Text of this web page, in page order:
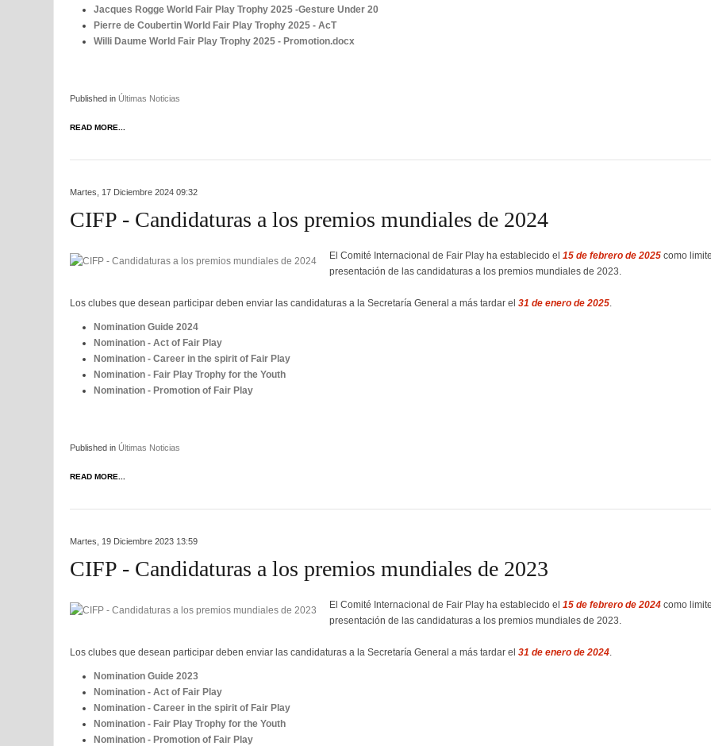
Jacques Rogge World Fair Play Trophy 2025 -Gesture Under 20
Pierre de Coubertin World Fair Play Trophy 2025 - AcT
Willi Daume World Fair Play Trophy 2025 - Promotion.docx
Published in Últimas Noticias
READ MORE...
Martes, 17 Diciembre 2024 09:32
CIFP - Candidaturas a los premios mundiales de 2024
El Comité Internacional de Fair Play ha establecido el 15 de febrero de 2025 como
presentación de las candidaturas a los premios mundiales de 2023.
Los clubes que desean participar deben enviar las candidaturas a la Secretaría General a más tardar el 31 de enero de 2025.
Nomination Guide 2024
Nomination - Act of Fair Play
Nomination - Career in the spirit of Fair Play
Nomination - Fair Play Trophy for the Youth
Nomination - Promotion of Fair Play
Published in Últimas Noticias
READ MORE...
Martes, 19 Diciembre 2023 13:59
CIFP - Candidaturas a los premios mundiales de 2023
El Comité Internacional de Fair Play ha establecido el 15 de febrero de 2024 como
presentación de las candidaturas a los premios mundiales de 2023.
Los clubes que desean participar deben enviar las candidaturas a la Secretaría General a más tardar el 31 de enero de 2024.
Nomination Guide 2023
Nomination - Act of Fair Play
Nomination - Career in the spirit of Fair Play
Nomination - Fair Play Trophy for the Youth
Nomination - Promotion of Fair Play